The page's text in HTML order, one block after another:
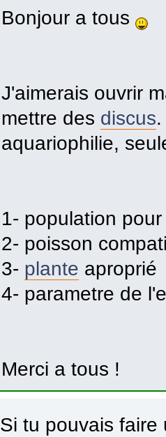
Bonjour a tous
J'aimerais ouvrir
mettre des discus
aquariophilie,
1- population
2- poisson
3- plante aproprié
4- parametre de
Merci a tous !
Si tu pouvais faire